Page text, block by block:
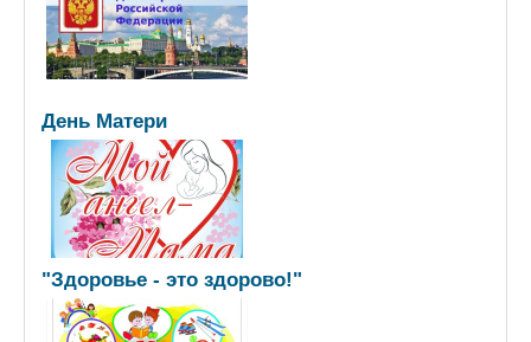
День Матери
"Здоровье - это здорово!"